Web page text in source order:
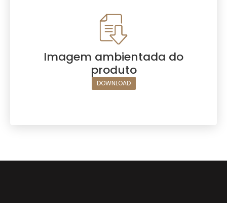
Imagem ambientada do
produto
DOWNLOAD